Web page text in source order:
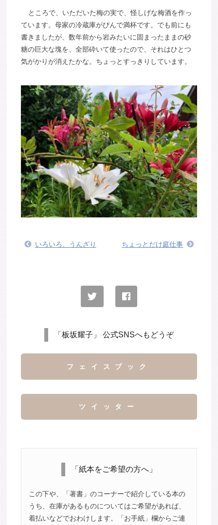
ところで、いただいた梅の実で、怪しげな梅酒を作っ
ています。母家の冷蔵庫がびんで満杯です。でも前にも
書きましたが、数年前から岩みたいに固まったままの砂
糖の巨大な塊を、全部砕いて使ったので、それはひとつ
気がかりが消えたかな。ちょっとすっきりしています。
いろいろ、うんざり ちょっとだけ庭仕事
「板坂耀子」 公式SNSへもどうぞ
フェイスブック
ツイッター
「紙本をご希望の方へ」
この下や、「著書」のコーナーで紹介している本の
うち、在庫があるものについてはご希望があれば、
着払いなどでおわけします。「お手紙」欄からご連